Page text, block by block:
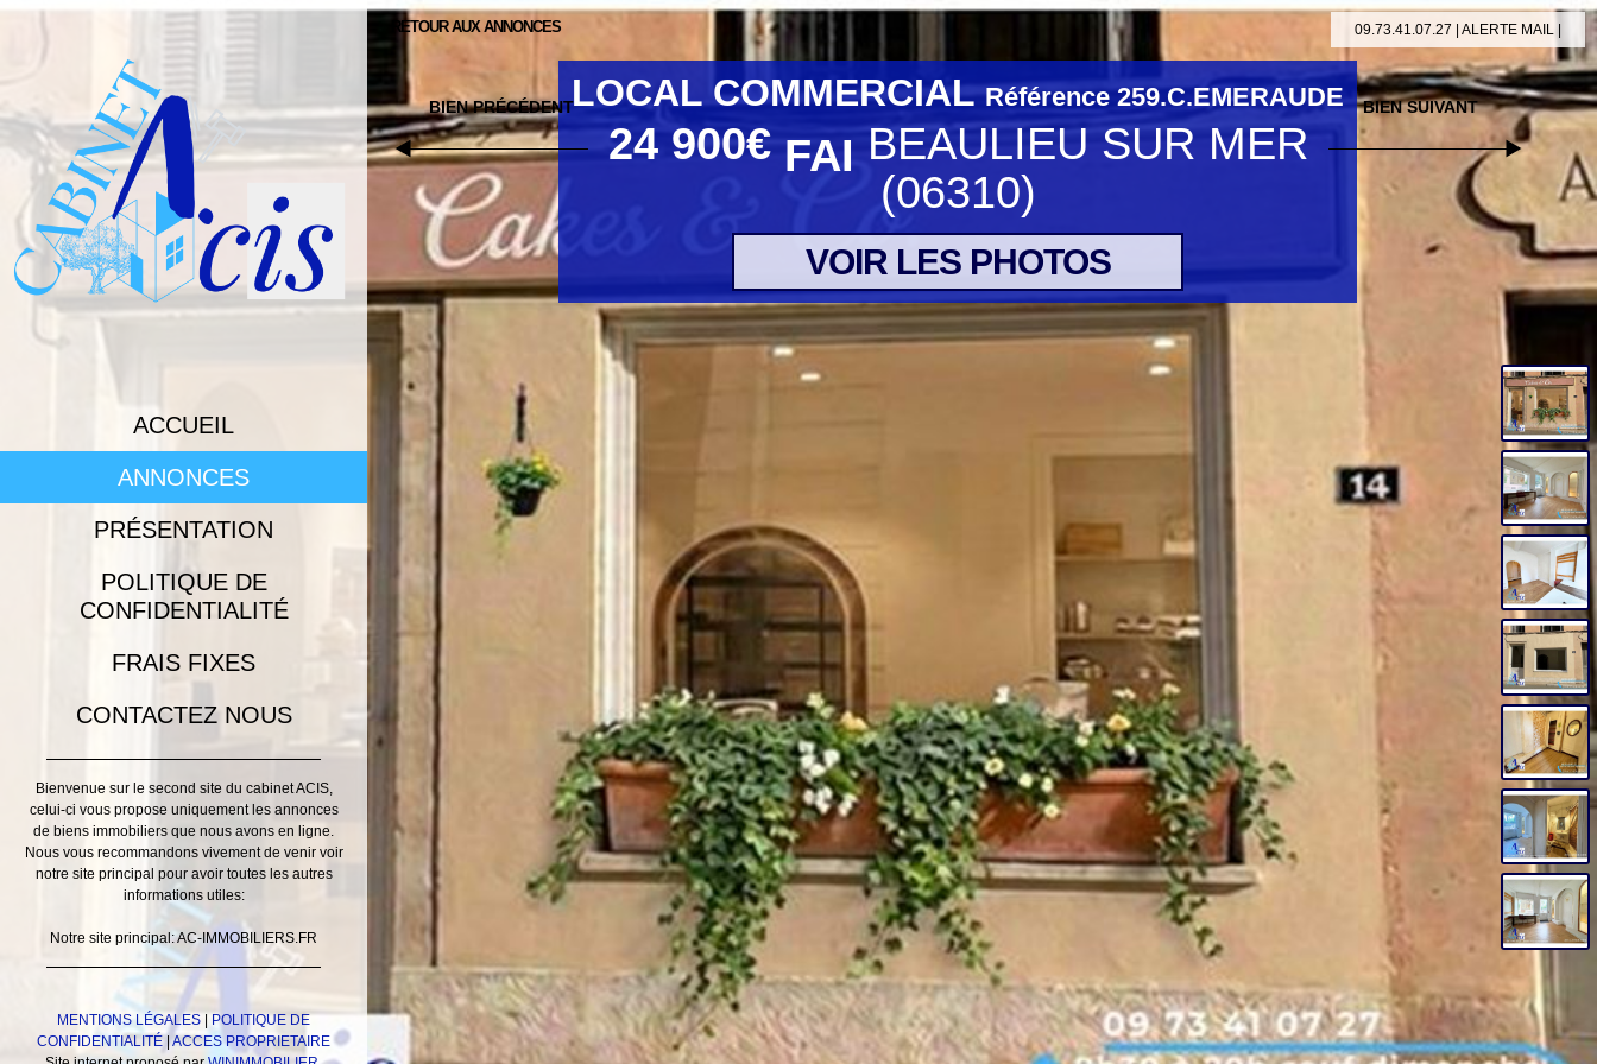
ACCUEIL
ANNONCES
PRÉSENTATION
POLITIQUE DE
CONFIDENTIALITÉ
FRAIS FIXES
CONTACTEZ NOUS
Bienvenue sur le second site du cabinet ACIS,
celui-ci vous propose uniquement les annonces
de biens immobiliers que nous avons en ligne.
Nous vous recommandons vivement de venir voir
notre site principal pour avoir toutes les autres
informations utiles:
Notre site principal: AC-IMMOBILIERS.FR
MENTIONS LÉGALES
POLITIQUE DE
CONFIDENTIALITÉ |ACCES PROPRIETAIRE
09.73.41.07.27 | ALERTE MAIL
LOCAL COMMERCIALRéférence 259.C.EMERAUDE
24 900€ FAI BEAULIEU SUR MER
(06310)
VOIR LES PHOTOS
RETOUR AUX ANNONCES